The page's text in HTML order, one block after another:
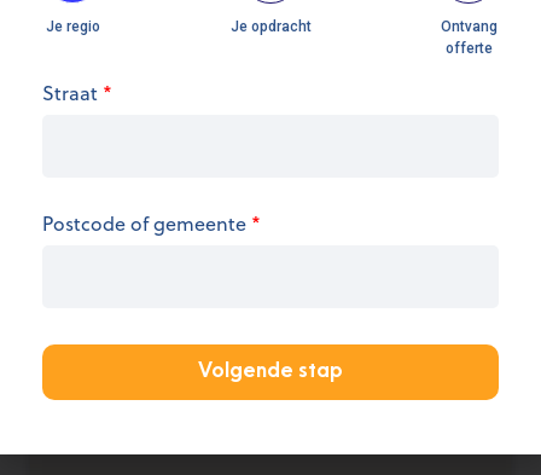
Straat *
Postcode of gemeente *
Volgende stap